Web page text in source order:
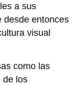
a sus
desde entonces
visual
como las
de los